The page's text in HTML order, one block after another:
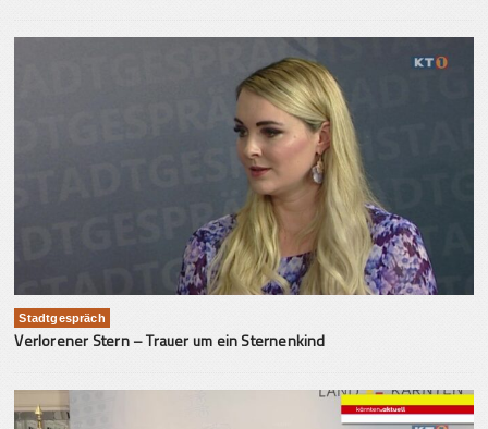
Stadtgespräch
Verlorener Stern – Trauer um ein Sternenkind